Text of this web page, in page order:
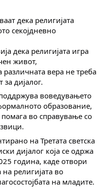
дека религијата
секојдневно
дека религијата игра
живот,
различната вера не треба
дијалог.
воведувањето
образование,
во справување со
на Третата светска
дијалог која се одржа
година, каде отвори
религијата во
на младите.